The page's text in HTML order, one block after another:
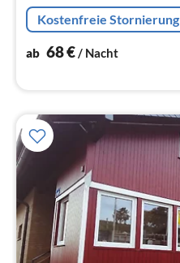
Kostenfreie Stornierung
ab 68€/ Nacht